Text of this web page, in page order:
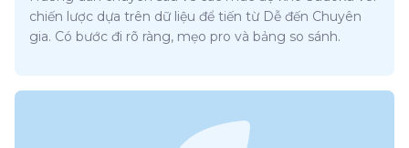
chiến lược dựa trên dữ liệu để tiến từ Dễ đến Chuyên
gia. Có bước đi rõ ràng, mẹo pro và bảng so sánh.